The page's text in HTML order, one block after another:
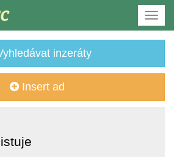
inzeráty
Insert ad